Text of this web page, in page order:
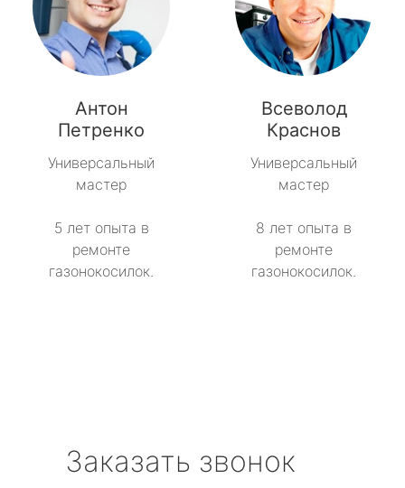
Антон
Петренко
Универсальный
мастер
5 лет опыта в
ремонте
газонокосилок.
Всеволод
Краснов
Универсальный
мастер
8 лет опыта в
ремонте
газонокосилок.
Заказать звонок